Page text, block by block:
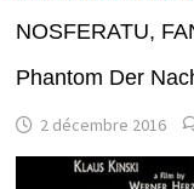
NOSFERATU,
Phantom Der
2 décembre 2016